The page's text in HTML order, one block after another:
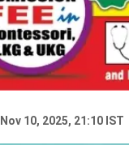
Nov 10, 2025, 21:10 IST